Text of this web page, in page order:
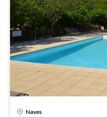
Naves